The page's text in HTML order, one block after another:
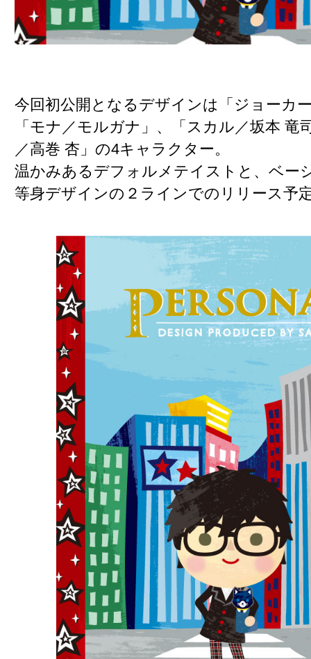
今回初公開となるデザインは「ジョーカ
「モナ／モルガナ」、「スカル／坂本 竜
／高巻 杏」の4キャラクター。
温かみあるデフォルメテイストと、ベー
等身デザインの２ラインでのリリース予